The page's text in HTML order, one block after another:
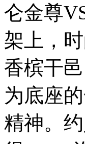
仑金尊
架上，
香槟干
为底座
精神。